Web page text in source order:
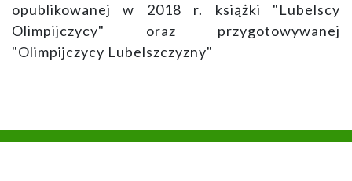
opublikowanej w 2018 r. książki "Lubelscy
Olimpijczycy" oraz przygotowywanej
"Olimpijczycy Lubelszczyzny"